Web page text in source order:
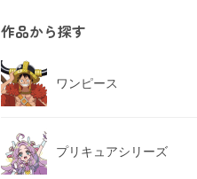
作品から探す
ワンピース
プリキュアシリーズ